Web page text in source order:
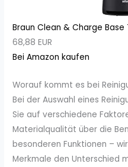
Braun Clean & Charge
68,88 EUR
Bei Amazon kaufen
Worauf kommt es bei
Bei der Auswahl eines
Sie auf verschiedene
Materialqualität über die
besonderen Funktionen –
Merkmale den Unterschied